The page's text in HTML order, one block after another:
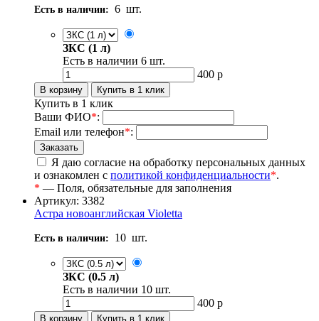
Есть в наличии: 6 шт.
ЗКС (1 л)
Есть в наличии 6 шт.
400 р
Купить в 1 клик
Ваши ФИО*:
Email или телефон*:
Я даю согласие на обработку персональных данных
и ознакомлен с политикой конфиденциальности*.
* — Поля, обязательные для заполнения
Артикул: 3382
Астра новоанглийская Violetta
Есть в наличии: 10 шт.
ЗКС (0.5 л)
Есть в наличии 10 шт.
400 р